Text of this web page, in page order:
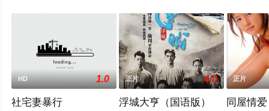
HD 1.0
社宅妻暴行
正片 4.0
浮城大亨（国语版）
正片
同屋情爱